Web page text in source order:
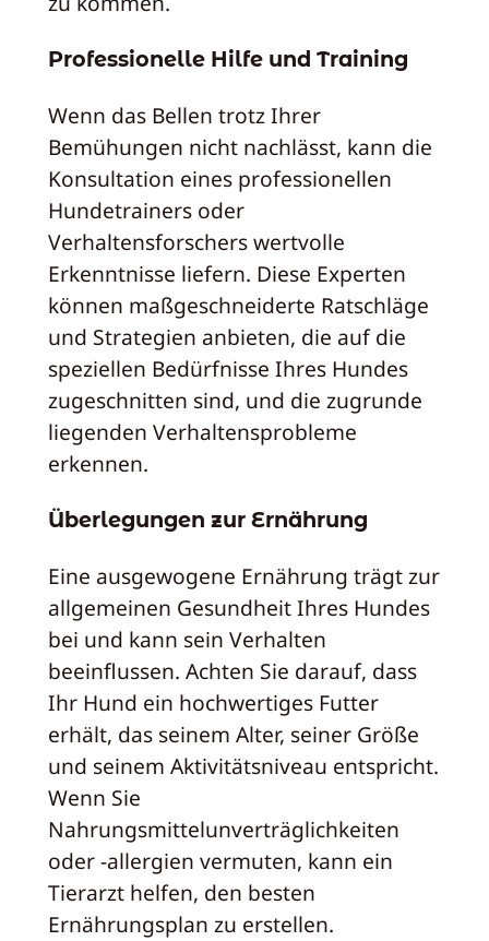
Professionelle Hilfe und Training
Wenn das Bellen trotz Ihrer
Bemühungen nicht nachlässt, kann die
Konsultation eines professionellen
Hundetrainers oder
Verhaltensforschers wertvolle
Erkenntnisse liefern. Diese Experten
können maßgeschneiderte Ratschläge
und Strategien anbieten, die auf die
speziellen Bedürfnisse Ihres Hundes
zugeschnitten sind, und die zugrunde
liegenden Verhaltensprobleme
erkennen.
Überlegungen zur Ernährung
Eine ausgewogene Ernährung trägt zur
allgemeinen Gesundheit Ihres Hundes
bei und kann sein Verhalten
beeinflussen. Achten Sie darauf, dass
Ihr Hund ein hochwertiges Futter
erhält, das seinem Alter, seiner Größe
und seinem Aktivitätsniveau entspricht.
Wenn Sie
Nahrungsmittelunverträglichkeiten
oder -allergien vermuten, kann ein
Tierarzt helfen, den besten
Ernährungsplan zu erstellen.